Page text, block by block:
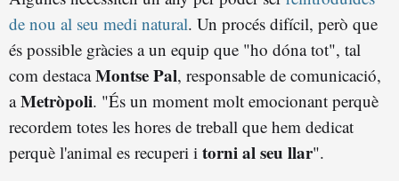
de nou al seu medi natural. Un procés difícil, però que
és possible gràcies a un equip que "ho dóna tot", tal
com destacaMontse Pal, responsable de comunicació,
aMetròpoli. "És un moment molt emocionant perquè
recordem totes les hores de treball que hem dedicat
perquè l'animal es recuperi i torni al seu llar".